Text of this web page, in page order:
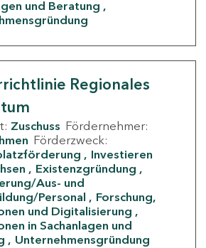
und Beratung
Regionales
Zuschuss Fördernehmer:
Förderzweck:
Investieren
Existenzgründung
Aus- und
Personal
Forschung,
und Digitalisierung
in Sachanlagen und
Unternehmensgründung